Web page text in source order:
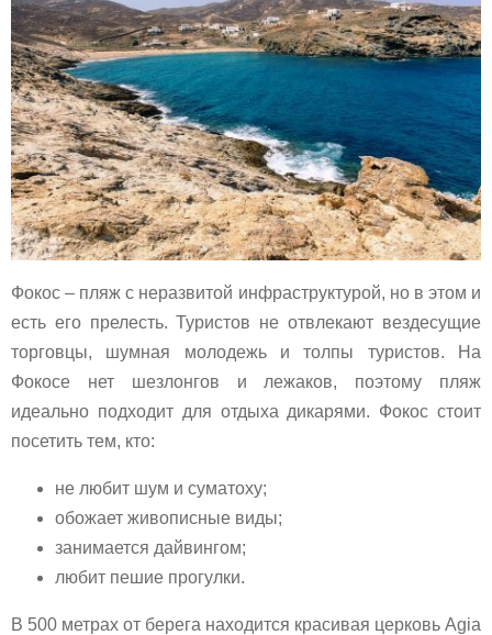
Фокос – пляж с неразвитой инфраструктурой, но в этом и
есть его прелесть. Туристов не отвлекают вездесущие
торговцы, шумная молодежь и толпы туристов. На
Фокосе нет шезлонгов и лежаков, поэтому пляж
идеально подходит для отдыха дикарями. Фокос стоит
посетить тем, кто:
не любит шум и суматоху;
обожает живописные виды;
занимается дайвингом;
любит пешие прогулки.
В 500 метрах от берега находится красивая церковь Agia